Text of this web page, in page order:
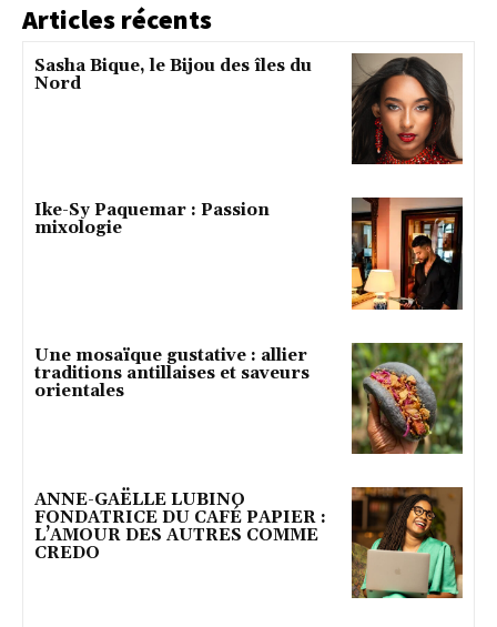
Articles récents
Sasha Bique, le Bijou des îles du
Nord
Ike-Sy Paquemar : Passion
mixologie
Une mosaïque gustative : allier
traditions antillaises et saveurs
orientales
ANNE-GAËLLE LUBINO
FONDATRICE DU CAFÉ PAPIER :
L’AMOUR DES AUTRES COMME
CREDO